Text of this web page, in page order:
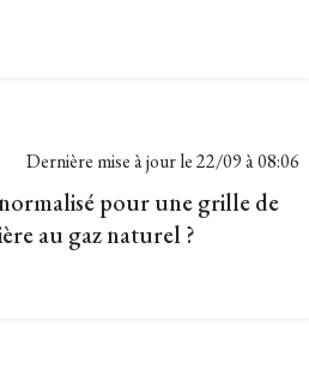
Dernière mise à jour le22/09 à 08:06
pour une grille de
au gaz naturel ?